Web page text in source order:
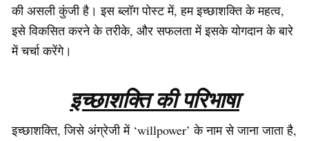
की असली कुंजी है। इस ब्लॉग पोस्ट में, हम इच्छाशक्ति के महत्व,
इसे विकसित करने के तरीके, और सफलता में इसके योगदान के बारे
में चर्चा करेंगे।
इच्छाशक्ति की परिभाषा
इच्छाशक्ति, जिसे अंग्रेजी में ‘willpower’ के नाम से जाना जाता है,